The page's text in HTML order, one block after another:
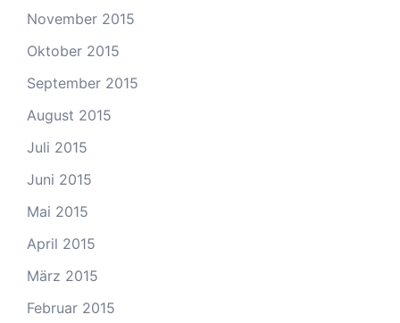
November 2015
Oktober 2015
September 2015
August 2015
Juli 2015
Juni 2015
Mai 2015
April 2015
März 2015
Februar 2015